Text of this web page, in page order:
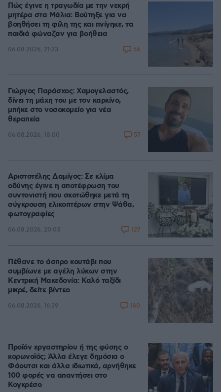
Πώς έγινε η τραγωδία με την νεκρή
μητέρα στα Μάλια: Βούτηξε για να
βοηθήσει τη φίλη της και πνίγηκε, τα
παιδιά φώναζαν για βοήθεια
06.08.2026, 21:23 56
Γιώργος Παράσχος: Χαμογελαστός,
δίνει τη μάχη του με τον καρκίνο,
μπήκε στο νοσοκομείο για νέα
θεραπεία
06.08.2026, 18:00 57
Αριστοτέλης Δαμίγος: Σε κλίμα
οδύνης έγινε η αποτέφρωση του
συντονιστή που σκοτώθηκε μετά τη
σύγκρουση ελικοπτέρων στην Ψάθα,
φωτογραφίες
06.08.2026, 20:03 127
Πέθανε το άσπρο κουτάβι που
συμβίωνε με αγέλη λύκων στην
Κεντρική Μακεδονία: Καλό ταξίδι
μικρέ, δείτε βίντεο
06.08.2026, 16:39 160
Προϊόν εργαστηρίου ή της φύσης ο
κορωνοϊός; Άλλα έλεγε δημόσια ο
Φάουτσι και άλλα ιδιωτικά, αρνήθηκε
100 φορές να απαντήσει στο
Κογκρέσο